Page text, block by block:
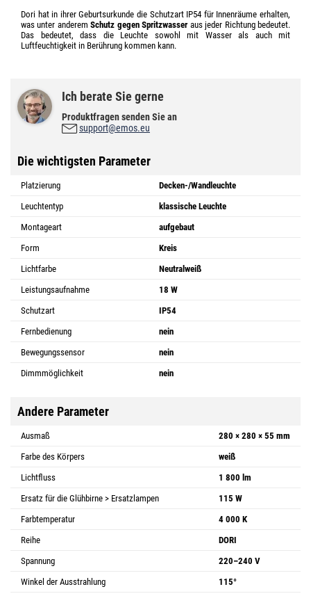
Dori hat in ihrer Geburtsurkunde die Schutzart IP54 für Innenräume erhalten,
was unter anderemSchutz gegen Spritzwasser aus jeder Richtung bedeutet.
Das bedeutet, dass die Leuchte sowohl mit Wasser als auch mit
Luftfeuchtigkeit in Berührung kommen kann.
Ich berate Sie gerne
Produktfragen senden Sie an
support@emos.eu
Die wichtigsten Parameter
Platzierung
Decken-/Wandleuchte
Leuchtentyp
klassische Leuchte
Montageart
aufgebaut
Form
Kreis
Lichtfarbe
Neutralweiß
Leistungsaufnahme
18 W
Schutzart
IP54
Fernbedienung
nein
Bewegungssensor
nein
Dimmmöglichkeit
nein
Andere Parameter
Ausmaß
280 × 280 × 55 mm
Farbe des Körpers
weiß
Lichtfluss
1 800 lm
Ersatz für die Glühbirne > Ersatzlampen
115 W
Farbtemperatur
4 000 K
Reihe
DORI
Spannung
220–240 V
Winkel der Ausstrahlung
115°